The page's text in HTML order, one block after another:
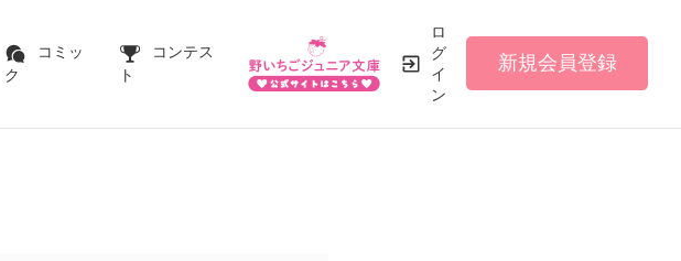
コミッ
ク
コンテス
ト
ロ
グ
イ
ン
新規会員登録